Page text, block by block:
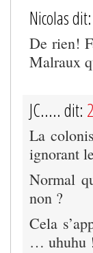
Nicolas dit:
De rien!
Malraux
JC..... dit:
La
ignorant
Normal
non ?
Cela
… uhuhu